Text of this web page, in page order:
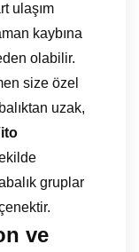
ulaşım
kaybına
olabilir.
size özel
uzak,
gruplar
ve